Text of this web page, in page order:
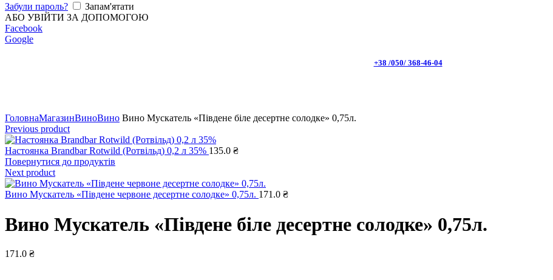
Забули пароль?
Запам'ятати
АБО УВІЙТИ ЗА ДОПОМОГОЮ
Facebook
Google
+38 /050/ 368-46-04
ГоловнаМагазинВиноВино Вино Мускатель «Південе біле десертне солодке» 0,75л.
Previous product
Настоянка Brandbar Rotwild (Ротвільд) 0,2 л 35% 135.0 ₴
Повернутися до продуктів
Next product
Вино Мускатель «Південе червоне десертне солодке» 0,75л. 171.0 ₴
Вино Мускатель «Південе біле десертне солодке» 0,75л.
171.0 ₴